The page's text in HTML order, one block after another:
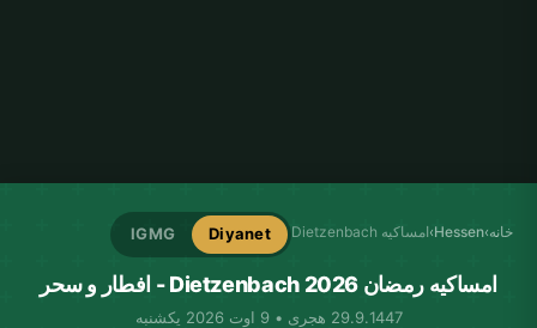
خانه›
Hessen
›امساکیه Dietzenbach Diyanet
IGMG
امساکیه رمضان Dietzenbach 2026 - افطار و سحر
29.9.1447 هجری • 9 اوت 2026 یکشنبه